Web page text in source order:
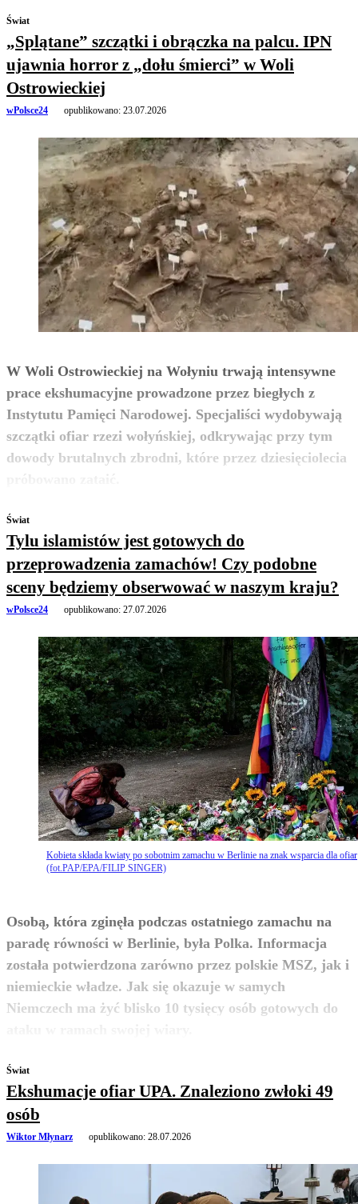
Świat
„Splątane” szczątki i obrączka na palcu. IPN
ujawnia horror z „dołu śmierci” w Woli
Ostrowieckiej
wPolsce24 opublikowano: 23.07.2026
W Woli Ostrowieckiej na Wołyniu trwają intensywne
prace ekshumacyjne prowadzone przez biegłych z
Instytutu Pamięci Narodowej. Specjaliści wydobywają
szczątki ofiar rzezi wołyńskiej, odkrywając przy tym
dowody brutalnych zbrodni, które przez dziesięciolecia
zobacz więcej
Świat
Tylu islamistów jest gotowych do
przeprowadzenia zamachów! Czy podobne
sceny będziemy obserwować w naszym kraju?
wPolsce24 opublikowano: 27.07.2026
Kobieta składa kwiaty po sobotnim zamachu w Berlinie na znak wsparcia dla ofiar
(fot.PAP/EPA/FILIP SINGER)
Osobą, która zginęła podczas ostatniego zamachu na
paradę równości w Berlinie, była Polka. Informacja
została potwierdzona zarówno przez polskie MSZ, jak i
niemieckie władze. Jak się okazuje w samych
Niemczech ma żyć blisko 10 tysięcy osób gotowych do
zobacz więcej
Świat
Ekshumacje ofiar UPA. Znaleziono zwłoki 49
osób
Wiktor Młynarz opublikowano: 28.07.2026